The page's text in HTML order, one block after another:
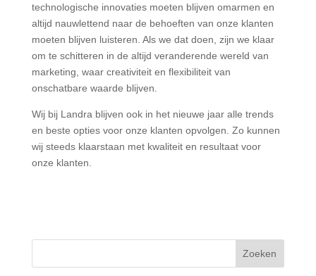
technologische innovaties moeten blijven omarmen en
altijd nauwlettend naar de behoeften van onze klanten
moeten blijven luisteren. Als we dat doen, zijn we klaar
om te schitteren in de altijd veranderende wereld van
marketing, waar creativiteit en flexibiliteit van
onschatbare waarde blijven.
Wij bij Landra blijven ook in het nieuwe jaar alle trends
en beste opties voor onze klanten opvolgen. Zo kunnen
wij steeds klaarstaan met kwaliteit en resultaat voor
onze klanten.